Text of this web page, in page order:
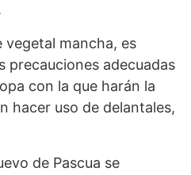
vegetal mancha, es
precauciones adecuadas
con la que harán la
hacer uso de delantales,
de Pascua se